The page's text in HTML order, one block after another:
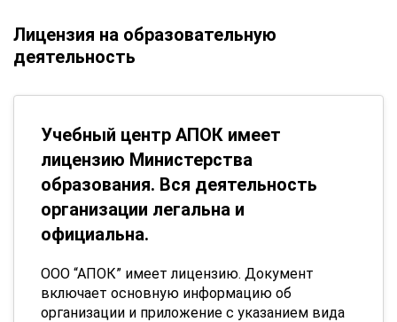
Лицензия на образовательную
деятельность
Учебный центр АПОК имеет
лицензию Министерства
образования. Вся деятельность
организации легальна и
официальна.
ООО “АПОК” имеет лицензию. Документ
включает основную информацию об
организации и приложение с указанием вида